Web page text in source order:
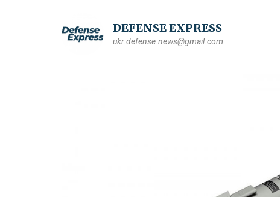
DEFENSE EXPRESS
ukr.defense.news@gmail.com